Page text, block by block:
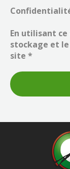
En utilisant
stockage et
site *